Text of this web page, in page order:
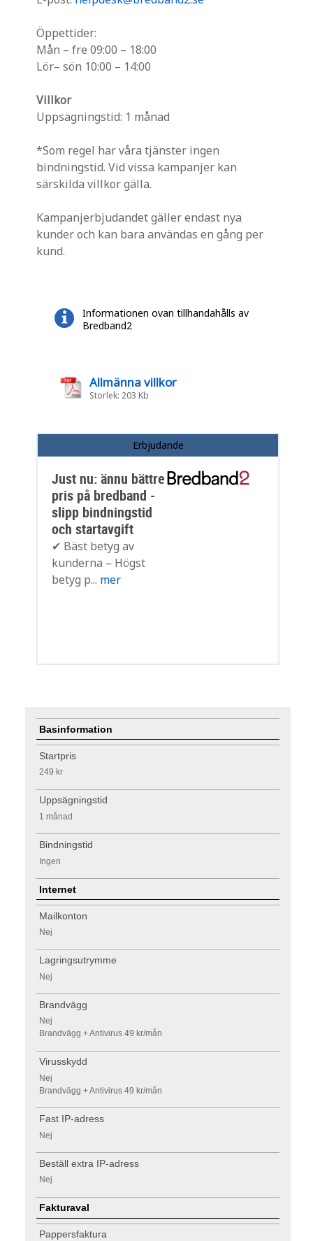
Öppettider:
Mån – fre 09:00 – 18:00
Lör– sön 10:00 – 14:00
Villkor
Uppsägningstid: 1 månad
*Som regel har våra tjänster ingen
bindningstid. Vid vissa kampanjer kan
särskilda villkor gälla.
Kampanjerbjudandet gäller endast nya
kunder och kan bara användas en gång per
kund.
Informationen ovan tillhandahålls av
Bredband2
Allmänna villkor
Storlek: 203 Kb
Erbjudande
Just nu: ännu bättre
pris på bredband -
slipp bindningstid
och startavgift
✔ Bäst betyg av
kunderna – Högst
betyg p... mer
Basinformation
Startpris
249 kr
Uppsägningstid
1 månad
Bindningstid
Ingen
Internet
Mailkonton
Nej
Lagringsutrymme
Nej
Brandvägg
Nej
Brandvägg + Antivirus 49 kr/mån
Virusskydd
Nej
Brandvägg + Antivirus 49 kr/mån
Fast IP-adress
Nej
Beställ extra IP-adress
Nej
Fakturaval
Pappersfaktura